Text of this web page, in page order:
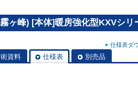
ヶ峰) [本体]暖房強化型KXVシ
仕様表ダ
資料 仕様表 別売品